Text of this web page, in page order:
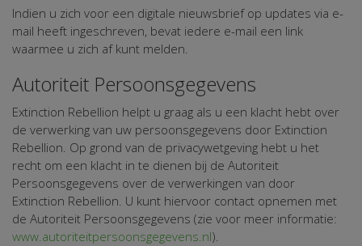
Indien u zich voor een digitale nieuwsbrief op updates via e-
mail heeft ingeschreven, bevat iedere e-mail een link
waarmee u zich af kunt melden.
Autoriteit Persoonsgegevens
Extinction Rebellion helpt u graag als u een klacht hebt over
de verwerking van uw persoonsgegevens door Extinction
Rebellion. Op grond van de privacywetgeving hebt u het
recht om een klacht in te dienen bij de Autoriteit
Persoonsgegevens over de verwerkingen van door
Extinction Rebellion. U kunt hiervoor contact opnemen met
de Autoriteit Persoonsgegevens (zie voor meer informatie:
www.autoriteitpersoonsgegevens.nl).